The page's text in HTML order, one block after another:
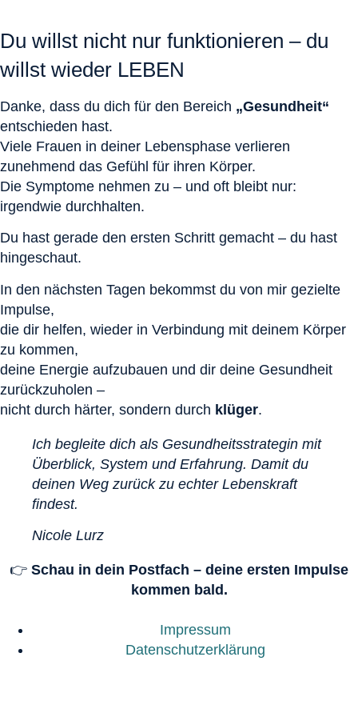
Du willst nicht nur funktionieren – du
willst wieder LEBEN
Danke, dass du dich für den Bereich „Gesundheit“
entschieden hast.
Viele Frauen in deiner Lebensphase verlieren
zunehmend das Gefühl für ihren Körper.
Die Symptome nehmen zu – und oft bleibt nur:
irgendwie durchhalten.
Du hast gerade den ersten Schritt gemacht – du hast
hingeschaut.
In den nächsten Tagen bekommst du von mir gezielte
Impulse,
die dir helfen, wieder in Verbindung mit deinem Körper
zu kommen,
deine Energie aufzubauen und dir deine Gesundheit
zurückzuholen –
nicht durch härter, sondern durch klüger.
Ich begleite dich als Gesundheitsstrategin mit
Überblick, System und Erfahrung. Damit du
deinen Weg zurück zu echter Lebenskraft
findest.
Nicole Lurz
👉 Schau in dein Postfach – deine ersten Impulse
kommen bald.
Impressum
Datenschutzerklärung